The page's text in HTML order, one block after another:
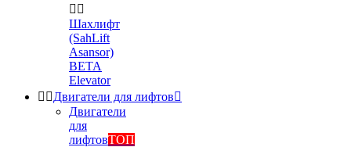
 
Шахлифт
(SahLift
Asansor)
BETA
Elevator
 Двигатели для лифтов
Двигатели
для
лифтовТОП